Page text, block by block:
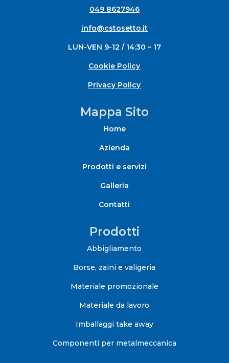
049 8627946
info@cstosetto.it
LUN-VEN 9-12 / 14:30 – 17
Cookie Policy
Privacy Policy
Mappa Sito
Home
Azienda
Prodotti e servizi
Galleria
Contatti
Prodotti
Abbigliamento
Borse, zaini e valigeria
Materiale promozionale
Materiale da lavoro
Imballaggi take away
Componenti per metalmeccanica